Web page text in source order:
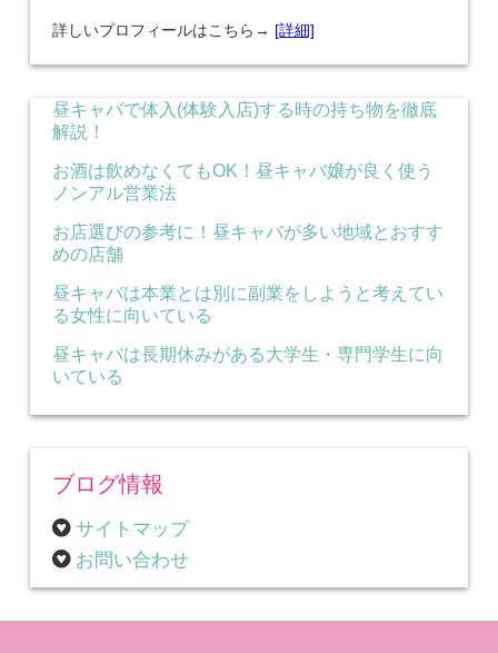
詳しいプロフィールはこちら→ [詳細]
昼キャバで体入(体験入店)する時の持ち物を徹底
解説！
お酒は飲めなくてもOK！昼キャバ嬢が良く使う
ノンアル営業法
お店選びの参考に！昼キャバが多い地域とおすす
めの店舗
昼キャバは本業とは別に副業をしようと考えてい
る女性に向いている
昼キャバは長期休みがある大学生・専門学生に向
いている
ブログ情報
サイトマップ
お問い合わせ